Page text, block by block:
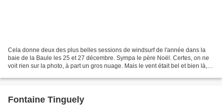
Cela donne deux des plus belles sessions de windsurf de l'année dans la
baie de la Baule les 25 et 27 décembre. Sympa le père Noël. Certes, on ne
voit rien sur la photo, à part un gros nuage. Mais le vent était bel et bien là, et
Fontaine Tinguely